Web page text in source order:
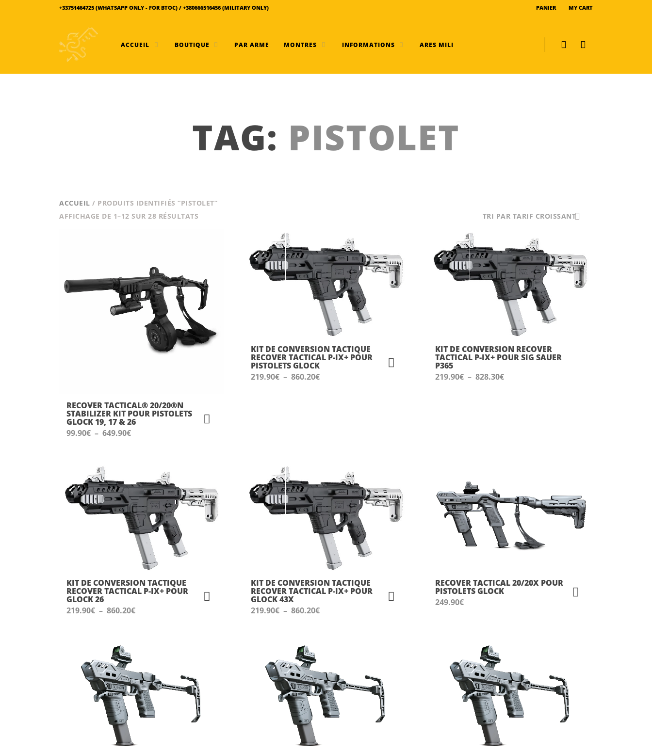
+33751464725 (WHATSAPP ONLY - FOR BTOC) / +380666516456 (MILITARY ONLY) PANIER MY CART
ACCUEIL BOUTIQUE PAR ARME MONTRES INFORMATIONS ARES MILI
TAG: PISTOLET
ACCUEIL / PRODUITS IDENTIFIÉS “PISTOLET”
AFFICHAGE DE 1–12 SUR 28 RÉSULTATS
TRI PAR TARIF CROISSANT
RECOVER TACTICAL® 20/20®N
STABILIZER KIT POUR PISTOLETS
GLOCK 19, 17 & 26
99.90€ – 649.90€Plage
KIT DE CONVERSION TACTIQUE
RECOVER TACTICAL P-IX+ POUR
PISTOLETS GLOCK
219.90€ – 860.20€Plage
KIT DE CONVERSION RECOVER
TACTICAL P-IX+ POUR SIG SAUER
P365
219.90€ – 828.30€Plage
KIT DE CONVERSION TACTIQUE
RECOVER TACTICAL P-IX+ POUR
GLOCK 26
219.90€ – 860.20€Plage
KIT DE CONVERSION TACTIQUE
RECOVER TACTICAL P-IX+ POUR
GLOCK 43X
219.90€ – 860.20€Plage
RECOVER TACTICAL 20/20X POUR
PISTOLETS GLOCK
249.90€